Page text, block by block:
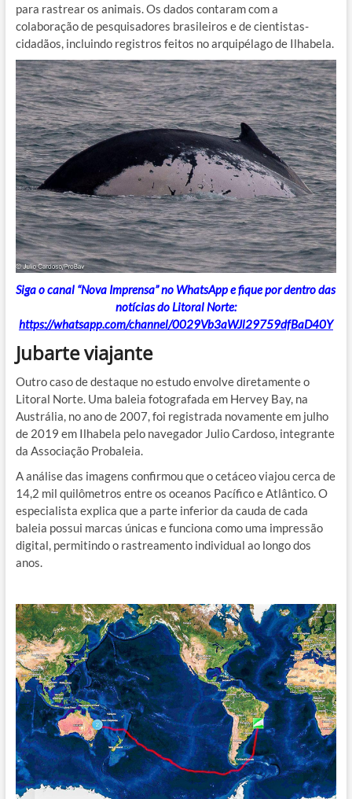
para rastrear os animais. Os dados contaram com a
colaboração de pesquisadores brasileiros e de cientistas-
cidadãos, incluindo registros feitos no arquipélago de Ilhabela.
Siga o canal “Nova Imprensa” no WhatsApp e fique por dentro das
notícias do Litoral Norte:
https://whatsapp.com/channel/0029Vb3aWJl29759dfBaD40Y
Jubarte viajante
Outro caso de destaque no estudo envolve diretamente o
Litoral Norte. Uma baleia fotografada em Hervey Bay, na
Austrália, no ano de 2007, foi registrada novamente em julho
de 2019 em Ilhabela pelo navegador Julio Cardoso, integrante
da Associação Probaleia.
A análise das imagens confirmou que o cetáceo viajou cerca de
14,2 mil quilômetros entre os oceanos Pacífico e Atlântico. O
especialista explica que a parte inferior da cauda de cada
baleia possui marcas únicas e funciona como uma impressão
digital, permitindo o rastreamento individual ao longo dos
anos.